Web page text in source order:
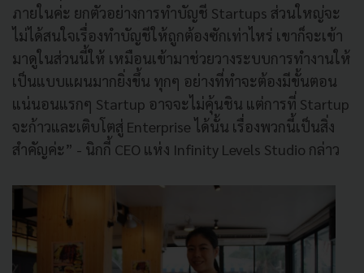
ภายในค่ะ ยกตัวอย่างการทำบัญชี Startups ส่วนใหญ่จะ
ไม่ได้สนใจเรื่องทำบัญชีให้ถูกต้องซักเท่าไหร่ เขาก็จะเข้า
มาดูในส่วนนี้ให้ เหมือนเข้ามาช่วยวางระบบการทำงานให้
เป็นแบบแผนมากยิ่งขึ้น ทุกๆ อย่างที่ทำจะต้องมีขั้นตอน
แน่นอนแรกๆ Startup อาจจะไม่คุ้นชิน แต่การที่ Startup
จะก้าวและเติบโตสู่ Enterprise ได้นั้น เรื่องพวกนี้เป็นสิ่ง
สำคัญค่ะ” - นิกกี้ CEO แห่ง Infinity Levels Studio กล่าว